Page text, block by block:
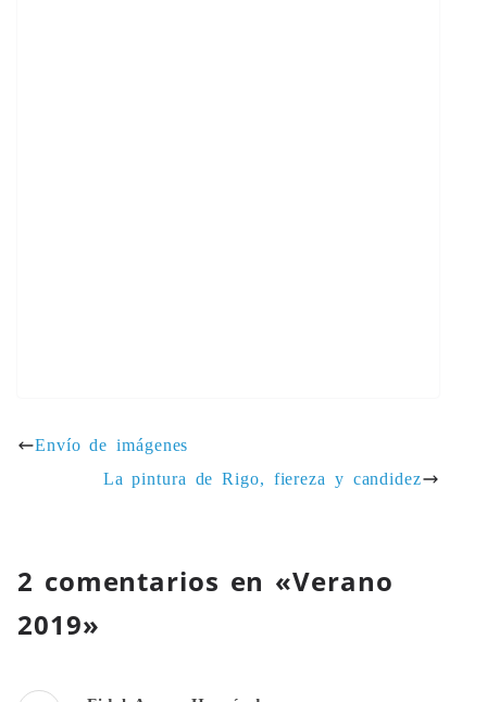
Envío de imágenes
La pintura de Rigo, fiereza y candidez
2 comentarios en «Verano
2019»